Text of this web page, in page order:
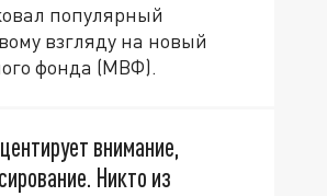
популярный
взгляду на новый
фонда (МВФ).
внимание,
Никто из